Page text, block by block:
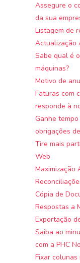
Assegure o
da sua
Listagem de
Actualização
Sabe qual é
máquinas?
Motivo de
Faturas com
responde à
Ganhe
obrigações
Tire mais
Web
Maximização
Cópia de
Respostas a
Exportação
Saiba ao
com a PHC
Fixar